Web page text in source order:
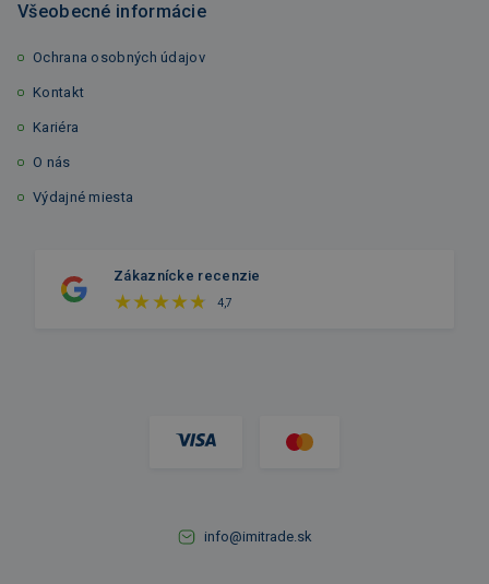
Všeobecné informácie
Ochrana osobných údajov
Kontakt
Kariéra
O nás
Výdajné miesta
Zákaznícke recenzie
4,7
info@imitrade.sk